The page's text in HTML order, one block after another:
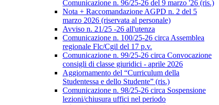
Comunicazione n. 96/25-26 del 9 marzo '26 (ris.)
Nota + Raccomandazione AGPD n. 2 del 5
marzo 2026 (riservata al personale)
Avviso n. 21/25 -26 all'utenza
Comunicazione n. 100/25-26 circa Assemblea
regionale Flc/Cgil del 17 p.v.
Comunicazione n. 99/25-26 circa Convocazione
consigli di classe giuridici - aprile 2026
Aggiornamento del “Curriculum della
Studentessa e dello Studente” (ris.)
Comunicazione n. 98/25-26 circa Sospensione
lezioni/chiusura uffici nel periodo